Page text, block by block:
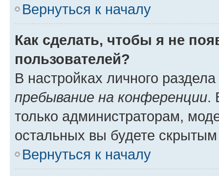
Вернуться к началу
Как сделать, чтобы я не
пользователей?
В настройках личного
пребывание на конференции.
только администраторам,
остальных вы будете
Вернуться к началу